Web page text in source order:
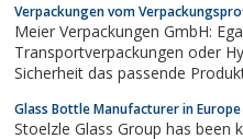
Verpackungen vom
Meier Verpackungen GmbH:
Transportverpackungen oder
Sicherheit das passende
Glass Bottle Manufacturer in
Stoelzle Glass Group has